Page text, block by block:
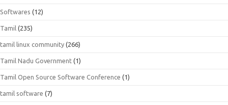
Softwares (12)
Tamil (235)
tamil linux community (266)
Tamil Nadu Government (1)
Tamil Open Source Software Conference (1)
tamil software (7)